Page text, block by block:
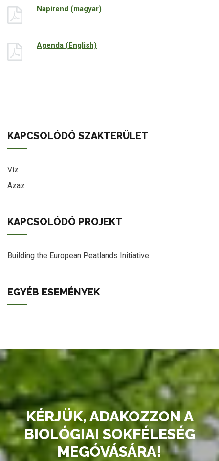
Napirend (magyar)
Agenda (English)
KAPCSOLÓDÓ SZAKTERÜLET
Víz
Azaz
KAPCSOLÓDÓ PROJEKT
Building the European Peatlands Initiative
EGYÉB ESEMÉNYEK
KÉRJÜK, ADAKOZZON A
BIOLÓGIAI SOKFÉLESÉG
MEGÓVÁSÁRA!